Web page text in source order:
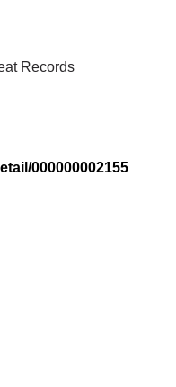
Records
000000002155